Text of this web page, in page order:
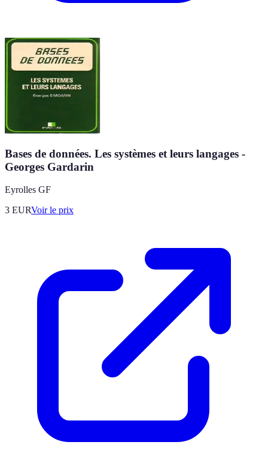
Bases de données. Les systèmes et leurs langages -
Georges Gardarin
Eyrolles GF
3 EURVoir le prix